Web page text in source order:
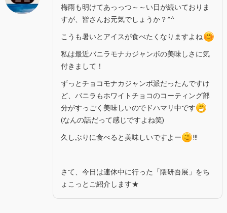
梅雨も明けてあっっつ～～い日が続いておりま
すが、皆さんお元気でしょうか？^^
こうも暑いとアイスが食べたくなりますよね
私は最近バニラモナカジャンボの美味しさに気
付きまして！
ずっとチョコモナカジャンボ派だったんですけ
ど、バニラもホワイトチョコのコーティング部
分がすっごく美味しいのでドハマリ中です
(なんの話だって感じですよね笑)
久しぶりに食べると美味しいですよー
!!!
さて、今日は連休中に行った「隈研吾展」をち
ょこっとご紹介します★